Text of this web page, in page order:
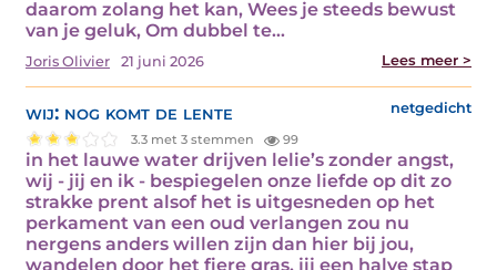
daarom zolang het kan, Wees je steeds bewust
van je geluk, Om dubbel te…
Joris Olivier 21 juni 2026 Lees meer >
wij: nog komt de lente netgedicht
3.3 met 3 stemmen 99
in het lauwe water drijven lelie’s zonder angst,
wij - jij en ik - bespiegelen onze liefde op dit zo
strakke prent alsof het is uitgesneden op het
perkament van een oud verlangen zou nu
nergens anders willen zijn dan hier bij jou,
wandelen door het fiere gras, jij een halve stap